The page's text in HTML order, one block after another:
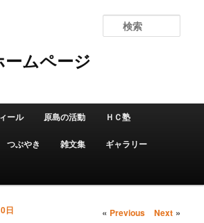
ームページ
索
移動
動
ール 原島の活動 ＨＣ塾
つぶやき 雑文集 ギャラリー
投稿ナビゲーショ
« Previous Next»
日